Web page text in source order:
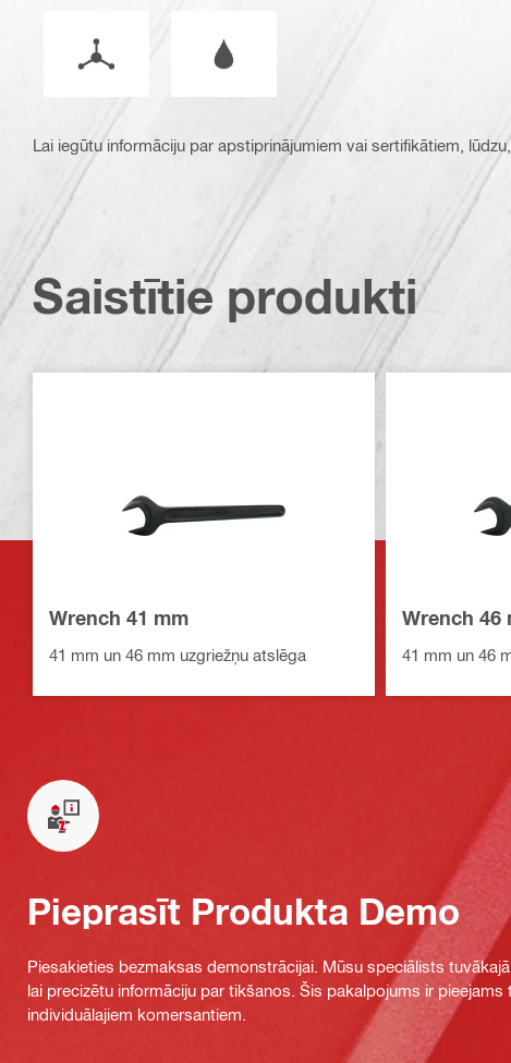
Lai iegūtu informāciju par apstiprinājumiem vai sertifikātiem,
Saistītie produkti
Wrench 41 mm
41 mm un 46 mm uzgriežņu atslēga
Wrench 46
41 mm un 46
Pieprasīt Produkta Demo
Piesakieties bezmaksas demonstrācijai. Mūsu speciālists
lai precizētu informāciju par tikšanos. Šis pakalpojums ir pieejams
individuālajiem komersantiem.